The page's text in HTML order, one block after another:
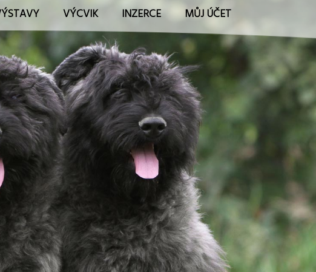
VÝCVIK INZERCE MŮJ ÚČET